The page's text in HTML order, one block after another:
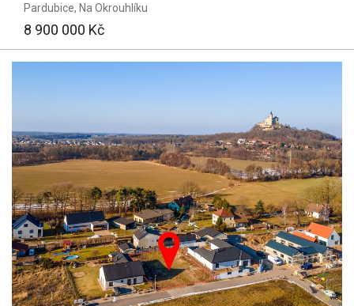
Pardubice, Na Okrouhlíku
8 900 000 Kč